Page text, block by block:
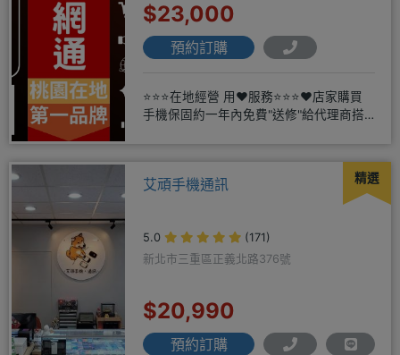
$23,000
預約訂購
⭐⭐⭐在地經營 用❤️服務⭐⭐⭐❤️店家購買
手機保固約一年內免費"送修"給代理商搭
精選
艾頑手機通訊
5.0
(171)
新北市三重區正義北路376號
$20,990
預約訂購